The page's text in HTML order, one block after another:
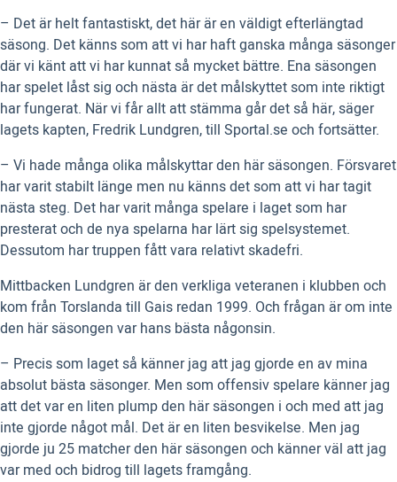
– Det är helt fantastiskt, det här är en väldigt efterlängtad
säsong. Det känns som att vi har haft ganska många säsonger
där vi känt att vi har kunnat så mycket bättre. Ena säsongen
har spelet låst sig och nästa är det målskyttet som inte riktigt
har fungerat. När vi får allt att stämma går det så här, säger
lagets kapten, Fredrik Lundgren, till Sportal.se och fortsätter.
– Vi hade många olika målskyttar den här säsongen. Försvaret
har varit stabilt länge men nu känns det som att vi har tagit
nästa steg. Det har varit många spelare i laget som har
presterat och de nya spelarna har lärt sig spelsystemet.
Dessutom har truppen fått vara relativt skadefri.
Mittbacken Lundgren är den verkliga veteranen i klubben och
kom från Torslanda till Gais redan 1999. Och frågan är om inte
den här säsongen var hans bästa någonsin.
– Precis som laget så känner jag att jag gjorde en av mina
absolut bästa säsonger. Men som offensiv spelare känner jag
att det var en liten plump den här säsongen i och med att jag
inte gjorde något mål. Det är en liten besvikelse. Men jag
gjorde ju 25 matcher den här säsongen och känner väl att jag
var med och bidrog till lagets framgång.